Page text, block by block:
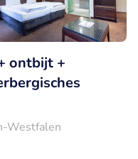
ontbijt +
Westfalen